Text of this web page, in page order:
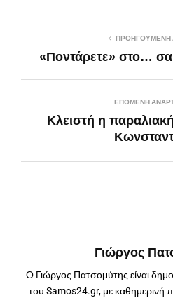
ΠΡΟΗΓΟΎΜΕΝΗ
«Ποντάρετε» στο…
ΕΠΌΜΕΝΗ
Κλειστή η
Γιώργος
Ο Γιώργος Πατσομύτης είναι
του Samos24.gr, με καθημερινή